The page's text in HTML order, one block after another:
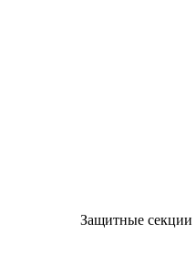
Защитные секции